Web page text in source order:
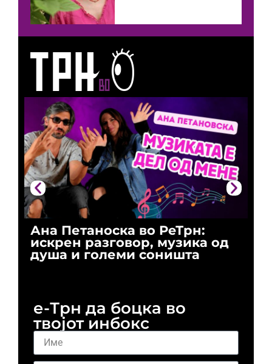
Ана Петаноска во РеТрн:
искрен разговор, музика од
душа и големи соништа
е-Трн да боцка во
твојот инбокс